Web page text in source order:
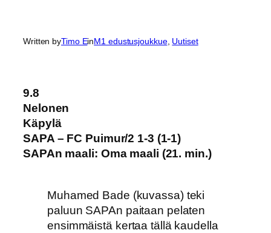
Written byTimo EinM1 edustusjoukkue, Uutiset
9.8
Nelonen
Käpylä
SAPA – FC Puimur/2 1-3 (1-1)
SAPAn maali: Oma maali (21. min.)
Muhamed Bade (kuvassa) teki
paluun SAPAn paitaan pelaten
ensimmäistä kertaa tällä kaudella